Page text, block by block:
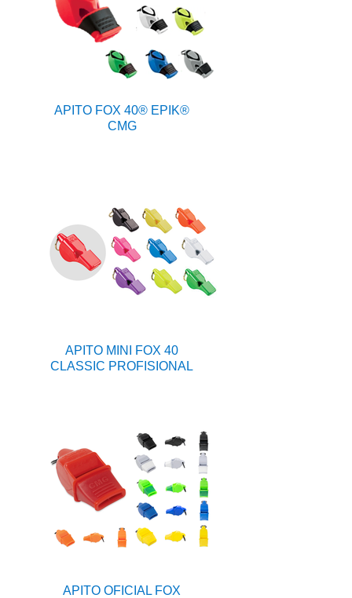
APITO FOX 40® EPIK®
CMG
APITO MINI FOX 40
CLASSIC PROFISIONAL
APITO OFICIAL FOX